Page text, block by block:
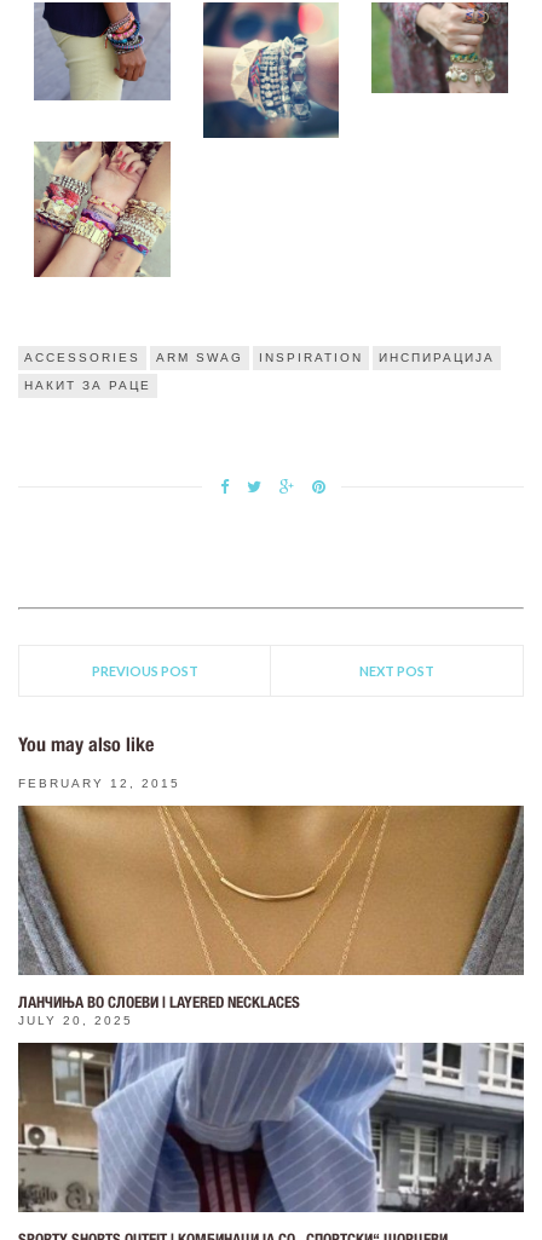
ACCESSORIES ARM SWAG INSPIRATION ИНСПИРАЦИЈА
НАКИТ ЗА РАЦЕ
PREVIOUS POST NEXT POST
You may also like
FEBRUARY 12, 2015
ЛАНЧИЊА ВО СЛОЕВИ | LAYERED NECKLACES
JULY 20, 2025